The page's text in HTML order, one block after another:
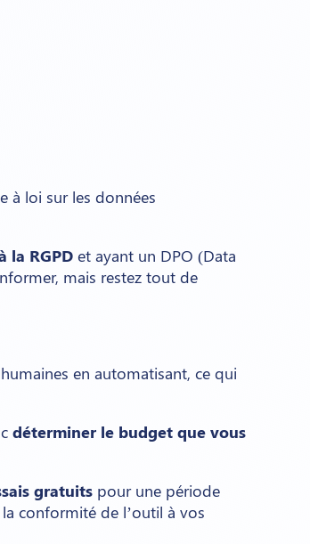
à loi sur les données
la RGPD et ayant un DPO (Data
mais restez tout de
en automatisant, ce qui
déterminer le budget que vous
gratuits pour une période
conformité de l’outil à vos